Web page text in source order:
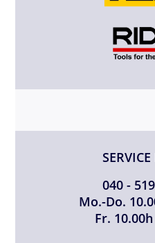
040 -
Mo.-Do.
Fr.